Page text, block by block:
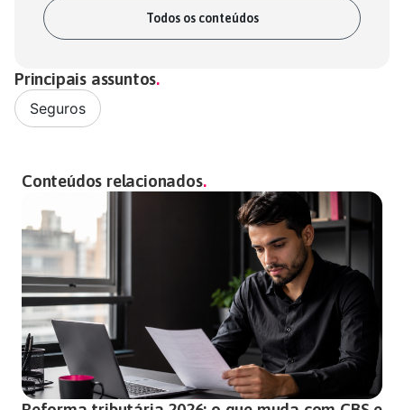
Todos os conteúdos
Principais assuntos
Seguros
Conteúdos relacionados